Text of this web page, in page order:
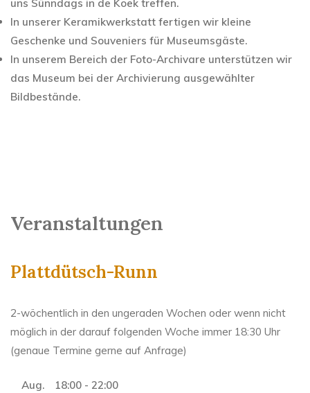
uns Sünndags in de Koek treffen.
In unserer Keramikwerkstatt fertigen wir kleine
Geschenke und Souveniers für Museumsgäste.
In unserem Bereich der Foto-Archivare unterstützen wir
das Museum bei der Archivierung ausgewählter
Bildbestände.
Veranstaltungen
Plattdütsch-Runn
2-wöchentlich in den ungeraden Wochen oder wenn nicht
möglich in der darauf folgenden Woche immer 18:30 Uhr
(genaue Termine gerne auf Anfrage)
Aug.
18:00 - 22:00